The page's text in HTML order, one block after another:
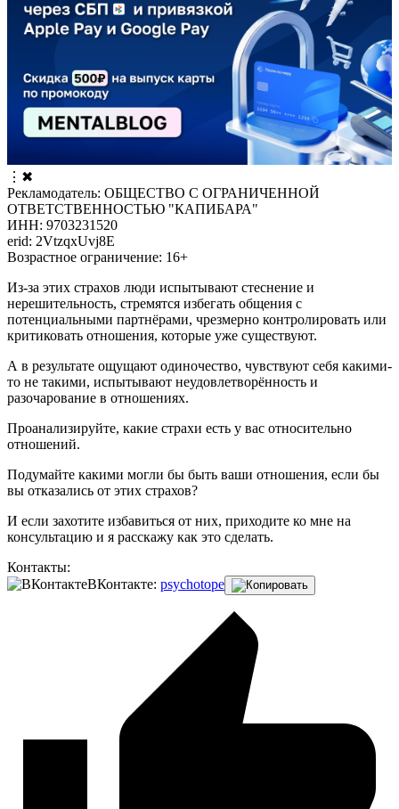
⋮ ✖
Рекламодатель: ОБЩЕСТВО С ОГРАНИЧЕННОЙ
ОТВЕТСТВЕННОСТЬЮ "КАПИБАРА"
ИНН: 9703231520
erid: 2VtzqxUvj8E
Возрастное ограничение: 16+
Из-за этих страхов люди испытывают стеснение и
нерешительность, стремятся избегать общения с
потенциальными партнёрами, чрезмерно контролировать или
критиковать отношения, которые уже существуют.
А в результате ощущают одиночество, чувствуют себя какими-
то не такими, испытывают неудовлетворённость и
разочарование в отношениях.
Проанализируйте, какие страхи есть у вас относительно
отношений.
Подумайте какими могли бы быть ваши отношения, если бы
вы отказались от этих страхов?
И если захотите избавиться от них, приходите ко мне на
консультацию и я расскажу как это сделать.
Контакты:
ВКонтакте: psychotope